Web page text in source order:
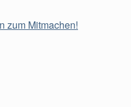
zum Mitmachen!